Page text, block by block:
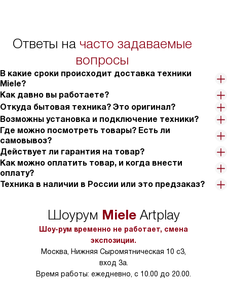
Ответы на часто задаваемые
вопросы
В какие сроки происходит доставка техники
Miele?
Как давно вы работаете?
Откуда бытовая техника? Это оригинал?
Возможны установка и подключение техники?
Где можно посмотреть товары? Есть ли
самовывоз?
Действует ли гарантия на товар?
Как можно оплатить товар, и когда внести
оплату?
Техника в наличии в России или это предзаказ?
Шоурум MieleArtplay
Шоу-рум временно не работает, смена
экспозиции.
Москва, Нижняя Сыромятническая 10 с3,
вход 3а.
Время работы: ежедневно, с 10.00 до 20.00.